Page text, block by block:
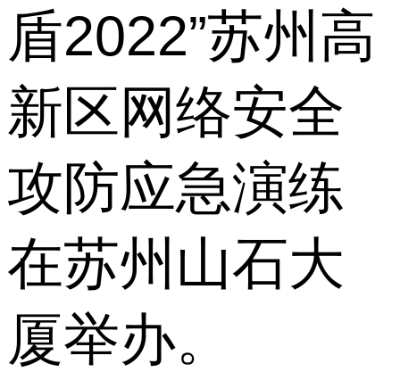
盾2022”苏州高
新区网络安全
攻防应急演练
在苏州山石大
厦举办。